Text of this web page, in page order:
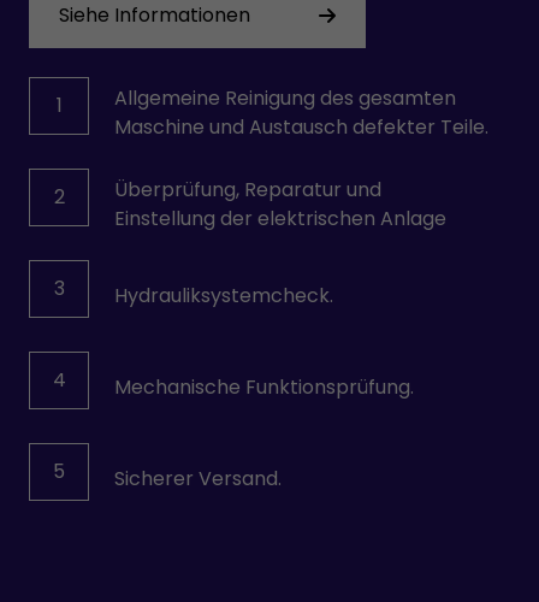
Siehe Informationen
1
Allgemeine Reinigung des gesamten
Maschine und Austausch defekter Teile.
2
Überprüfung, Reparatur und
Einstellung der elektrischen Anlage
3 Hydrauliksystemcheck.
4 Mechanische Funktionsprüfung.
5 Sicherer Versand.